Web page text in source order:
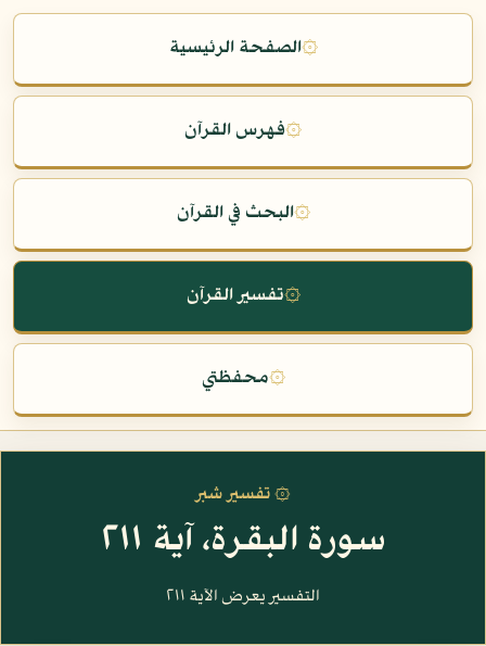
۞الصفحة الرئيسية
۞فهرس القرآن
۞البحث في القرآن
۞تفسير القرآن
۞محفظتي
۞ تفسير شبر
سورة البقرة، آية ٢١١
التفسير يعرض الآية ٢١١